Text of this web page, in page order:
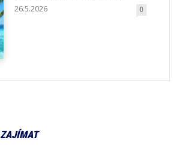
26.5.2026 0